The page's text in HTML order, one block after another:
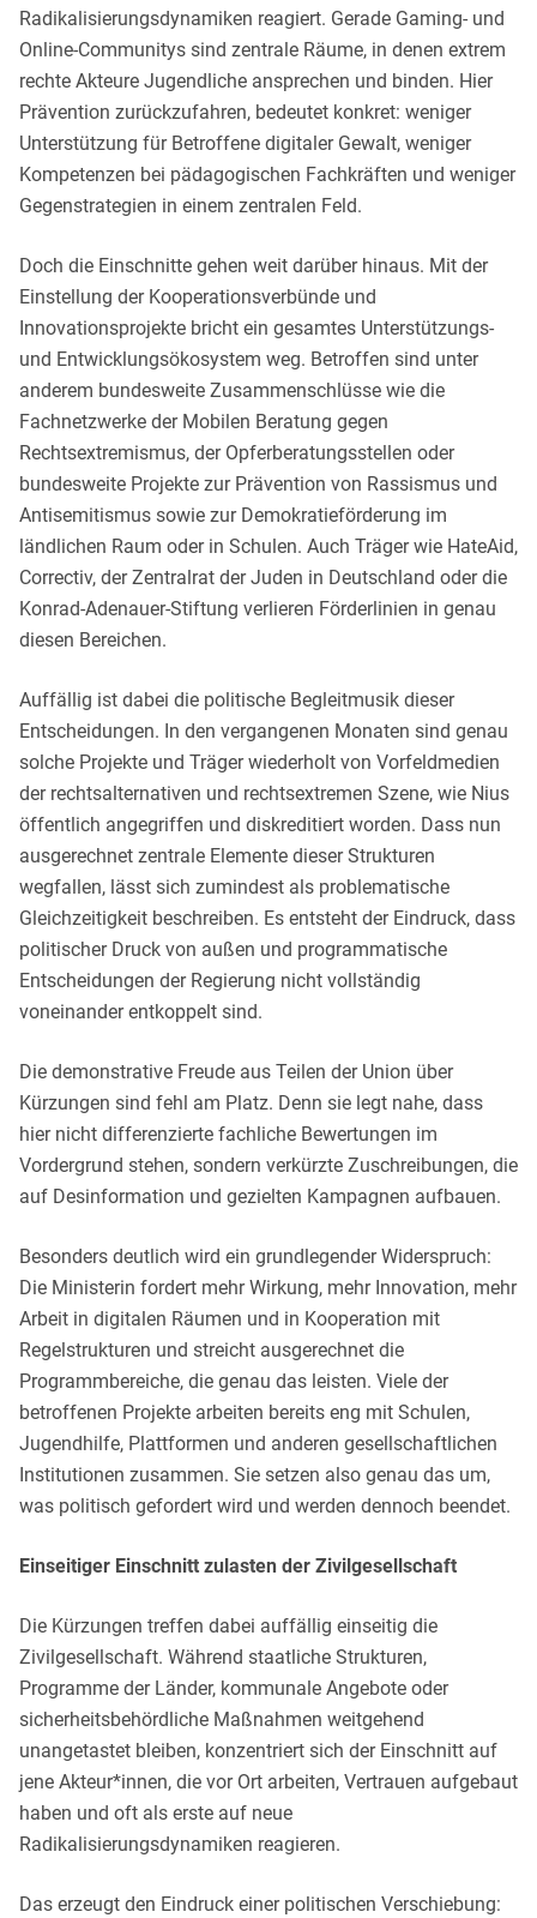
Radikalisierungsdynamiken reagiert. Gerade Gaming- und
Online-Communitys sind zentrale Räume, in denen extrem
rechte Akteure Jugendliche ansprechen und binden. Hier
Prävention zurückzufahren, bedeutet konkret: weniger
Unterstützung für Betroffene digitaler Gewalt, weniger
Kompetenzen bei pädagogischen Fachkräften und weniger
Gegenstrategien in einem zentralen Feld.
Doch die Einschnitte gehen weit darüber hinaus. Mit der
Einstellung der Kooperationsverbünde und
Innovationsprojekte bricht ein gesamtes Unterstützungs-
und Entwicklungsökosystem weg. Betroffen sind unter
anderem bundesweite Zusammenschlüsse wie die
Fachnetzwerke der Mobilen Beratung gegen
Rechtsextremismus, der Opferberatungsstellen oder
bundesweite Projekte zur Prävention von Rassismus und
Antisemitismus sowie zur Demokratieförderung im
ländlichen Raum oder in Schulen. Auch Träger wie HateAid,
Correctiv, der Zentralrat der Juden in Deutschland oder die
Konrad-Adenauer-Stiftung verlieren Förderlinien in genau
diesen Bereichen.
Auffällig ist dabei die politische Begleitmusik dieser
Entscheidungen. In den vergangenen Monaten sind genau
solche Projekte und Träger wiederholt von Vorfeldmedien
der rechtsalternativen und rechtsextremen Szene, wie Nius
öffentlich angegriffen und diskreditiert worden. Dass nun
ausgerechnet zentrale Elemente dieser Strukturen
wegfallen, lässt sich zumindest als problematische
Gleichzeitigkeit beschreiben. Es entsteht der Eindruck, dass
politischer Druck von außen und programmatische
Entscheidungen der Regierung nicht vollständig
voneinander entkoppelt sind.
Die demonstrative Freude aus Teilen der Union über
Kürzungen sind fehl am Platz. Denn sie legt nahe, dass
hier nicht differenzierte fachliche Bewertungen im
Vordergrund stehen, sondern verkürzte Zuschreibungen, die
auf Desinformation und gezielten Kampagnen aufbauen.
Besonders deutlich wird ein grundlegender Widerspruch:
Die Ministerin fordert mehr Wirkung, mehr Innovation, mehr
Arbeit in digitalen Räumen und in Kooperation mit
Regelstrukturen und streicht ausgerechnet die
Programmbereiche, die genau das leisten. Viele der
betroffenen Projekte arbeiten bereits eng mit Schulen,
Jugendhilfe, Plattformen und anderen gesellschaftlichen
Institutionen zusammen. Sie setzen also genau das um,
was politisch gefordert wird und werden dennoch beendet.
Einseitiger Einschnitt zulasten der Zivilgesellschaft
Die Kürzungen treffen dabei auffällig einseitig die
Zivilgesellschaft. Während staatliche Strukturen,
Programme der Länder, kommunale Angebote oder
sicherheitsbehördliche Maßnahmen weitgehend
unangetastet bleiben, konzentriert sich der Einschnitt auf
jene Akteur*innen, die vor Ort arbeiten, Vertrauen aufgebaut
haben und oft als erste auf neue
Radikalisierungsdynamiken reagieren.
Das erzeugt den Eindruck einer politischen Verschiebung: